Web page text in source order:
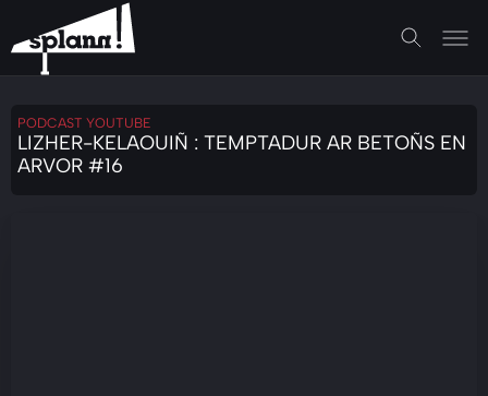
PODCAST YOUTUBE
LIZHER-KELAOUIÑ : TEMPTADUR AR BETOÑS EN
ARVOR #16